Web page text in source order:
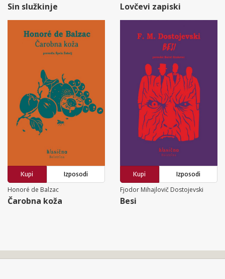
Sin služkinje Lovčevi zapiski
Kupi
Izposodi
Honoré de Balzac
Čarobna koža
Kupi
Izposodi
Fjodor Mihajlovič Dostojevski
Besi